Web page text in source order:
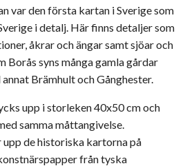
var den första kartan i Sverige som
i detalj. Här finns detaljer som
åkrar och ängar samt sjöar och
Borås syns många gamla gårdar
Brämhult och Gånghester.
upp i storleken 40x50 cm och
samma måttangivelse.
de historiska kartorna på
från tyska